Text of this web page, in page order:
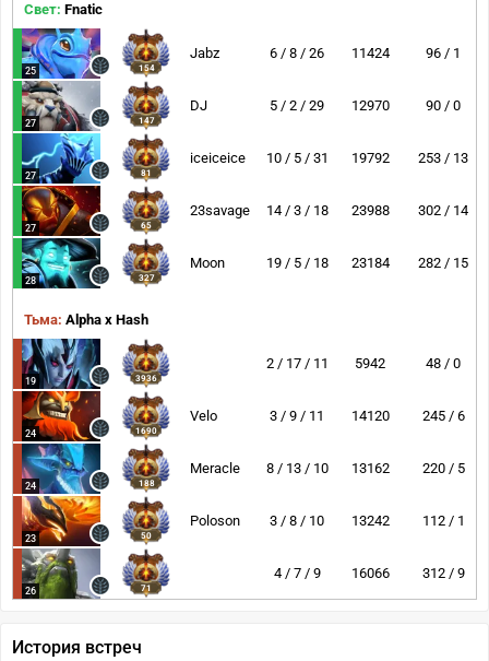
Свет: Fnatic
25 154
Jabz 6 / 8 / 26 11424 96 / 1
27 147
DJ 5 / 2 / 29 12970 90 / 0
27 81
iceiceice 10 / 5 / 31 19792 253 / 13
27 65
23savage 14 / 3 / 18 23988 302 / 14
28 327
Moon 19 / 5 / 18 23184 282 / 15
Тьма: Alpha x Hash
19 3936
2 / 17 / 11 5942 48 / 0
24 1690
Velo 3 / 9 / 11 14120 245 / 6
24 188
Meracle 8 / 13 / 10 13162 220 / 5
23 50
Poloson 3 / 8 / 10 13242 112 / 1
26 71
4 / 7 / 9 16066 312 / 9
История встреч